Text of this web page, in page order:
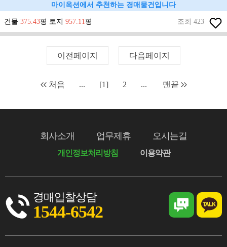
마이옥션에서 추천하는 경매물건입니다
건물 375.43평 토지 957.11평 조회 423
이전페이지 다음페이지
처음 ... [1] 2 ... 맨끝
회사소개 업무제휴 오시는길
개인정보처리방침 이용약관
경매입찰상담
1544-6542